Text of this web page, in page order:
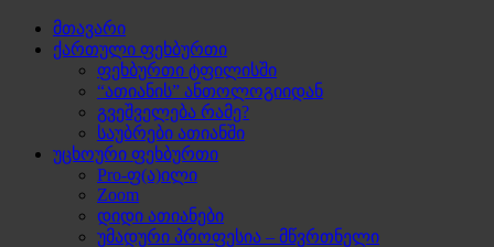
მთავარი
ქართული ფეხბურთი
ფეხბურთი ტფილისში
“ათიანის” ანთოლოგიიდან
გვეშველება რამე?
საუბრები ათიანში
უცხოური ფეხბურთი
Pro-ფ(ა)ილი
Zoom
დიდი ათიანები
უმადური პროფესია – მწვრთნელი